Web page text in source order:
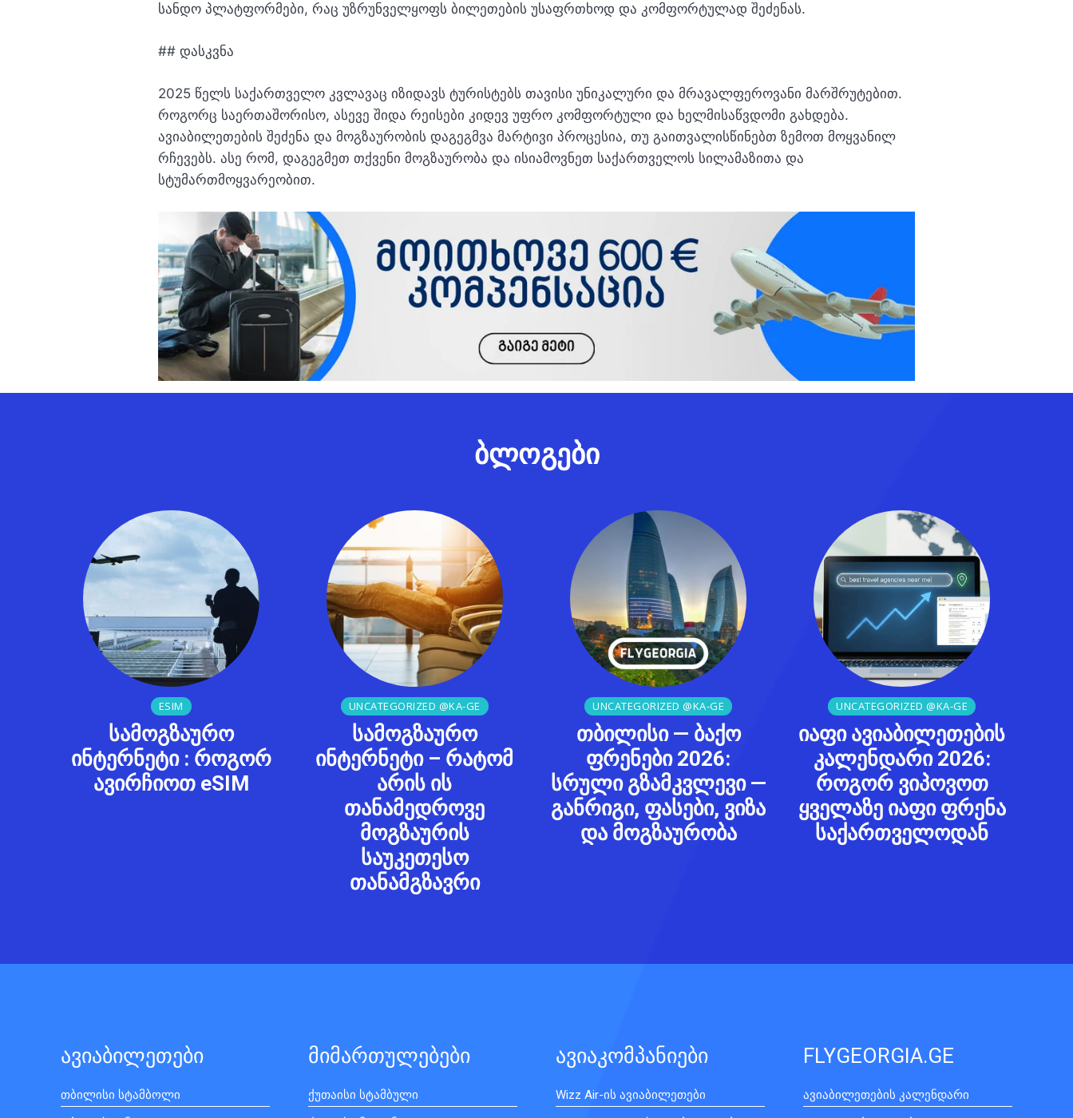
სანდო პლატფორმები, რაც უზრუნველყოფს ბილეთების უსაფრთხოდ და კომფორტულად შეძენას.
## დასკვნა
2025 წელს საქართველო კვლავაც იზიდავს ტურისტებს თავისი უნიკალური და მრავალფეროვანი მარშრუტებით.
როგორც საერთაშორისო, ასევე შიდა რეისები კიდევ უფრო კომფორტული და ხელმისაწვდომი გახდება.
ავიაბილეთების შეძენა და მოგზაურობის დაგეგმვა მარტივი პროცესია, თუ გაითვალისწინებთ ზემოთ მოყვანილ
რჩევებს. ასე რომ, დაგეგმეთ თქვენი მოგზაურობა და ისიამოვნეთ საქართველოს სილამაზითა და
სტუმართმოყვარეობით.
ბლოგები
ESIM
სამოგზაურო
ინტერნეტი : როგორ
ავირჩიოთ eSIM
UNCATEGORIZED @KA-GE
სამოგზაურო
ინტერნეტი – რატომ
არის ის
თანამედროვე
მოგზაურის
საუკეთესო
თანამგზავრი
UNCATEGORIZED @KA-GE
თბილისი — ბაქო
ფრენები 2026:
სრული გზამკვლევი —
განრიგი, ფასები, ვიზა
და მოგზაურობა
UNCATEGORIZED @KA-GE
იაფი ავიაბილეთების
კალენდარი 2026:
როგორ ვიპოვოთ
ყველაზე იაფი ფრენა
საქართველოდან
ავიაბილეთები
თბილისი სტამბოლი
მიმართულებები
ქუთაისი სტამბული
ავიაკომპანიები
Wizz Air-ის ავიაბილეთები
FLYGEORGIA.GE
ავიაბილეთების კალენდარი